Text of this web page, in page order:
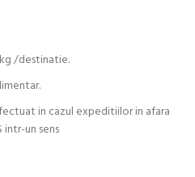
/destinatie.
in cazul expeditiilor in afara
intr-un sens